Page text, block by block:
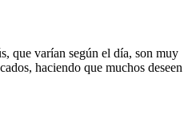
que varían según el día, son muy
haciendo que muchos deseen